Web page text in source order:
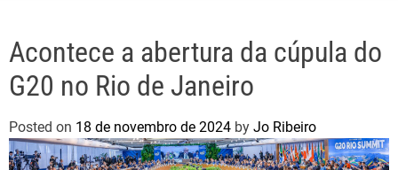
Acontece a abertura da cúpula do
G20 no Rio de Janeiro
Posted on 18 de novembro de 2024 by Jo Ribeiro